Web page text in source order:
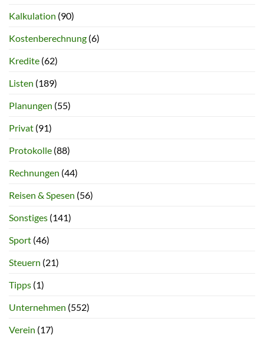
Kalkulation (90)
Kostenberechnung (6)
Kredite (62)
Listen (189)
Planungen (55)
Privat (91)
Protokolle (88)
Rechnungen (44)
Reisen & Spesen (56)
Sonstiges (141)
Sport (46)
Steuern (21)
Tipps (1)
Unternehmen (552)
Verein (17)